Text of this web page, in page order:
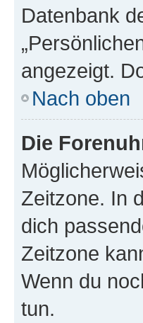
Datenbank
angezeigt.
Nach oben
Die
Zeitzone. In
dich
Zeitzone
Wenn du
tun.